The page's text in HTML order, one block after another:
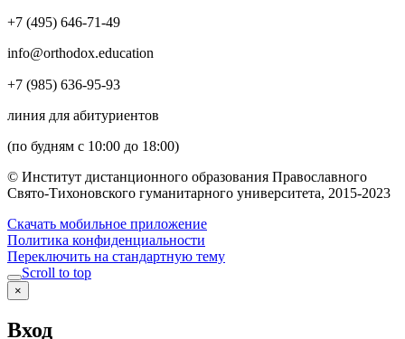
+7 (495) 646-71-49
info@orthodox.education
+7 (985) 636-95-93
линия для абитуриентов
(по будням с 10:00 до 18:00)
© Институт дистанционного образования Православного
Свято-Тихоновского гуманитарного университета, 2015-2023
Скачать мобильное приложение
Политика конфиденциальности
Переключить на стандартную тему
Scroll to top
×
Вход